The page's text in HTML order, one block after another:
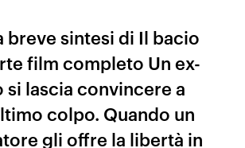
breve sintesi di Il bacio
film completo Un ex-
si lascia convincere a
colpo. Quando un
gli offre la libertà in